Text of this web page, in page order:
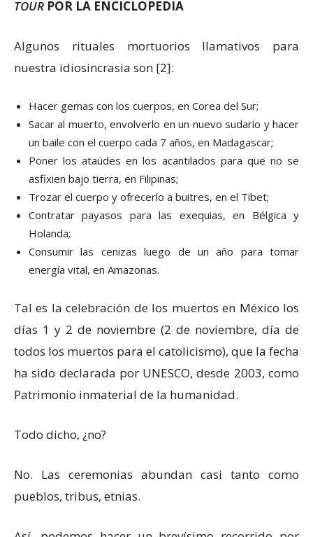
TOUR POR LA ENCICLOPEDIA
Algunos rituales mortuorios llamativos para
nuestra idiosincrasia son [2]:
Hacer gemas con los cuerpos, en Corea del Sur;
Sacar al muerto, envolverlo en un nuevo sudario y hacer
un baile con el cuerpo cada 7 años, en Madagascar;
Poner los ataúdes en los acantilados para que no se
asfixien bajo tierra, en Filipinas;
Trozar el cuerpo y ofrecerlo a buitres, en el Tibet;
Contratar payasos para las exequias, en Bélgica y
Holanda;
Consumir las cenizas luego de un año para tomar
energía vital, en Amazonas.
Tal es la celebración de los muertos en México los
días 1 y 2 de noviembre (2 de noviembre, día de
todos los muertos para el catolicismo), que la fecha
ha sido declarada por UNESCO, desde 2003, como
Patrimonio inmaterial de la humanidad.
Todo dicho, ¿no?
No. Las ceremonias abundan casi tanto como
pueblos, tribus, etnias.